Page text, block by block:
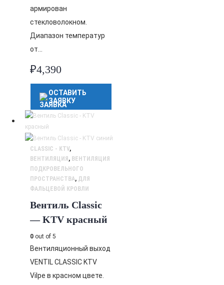
армирован
стекловолокном.
Диапазон температур
от…
₽4,390
ОСТАВИТЬ
ЗАЯВКУ
CLASSIC - KTV,
ВЕНТИЛЯЦИЯ , ВЕНТИЛЯЦИЯ
ПОДКРОВЕЛЬНОГО
ПРОСТРАНСТВА, ДЛЯ
ФАЛЬЦЕВОЙ КРОВЛИ
Вентиль Classic
— KTV красный
0 out of 5
Вентиляционный выход
VENTIL CLASSIC KTV
Vilpe в красном цвете.